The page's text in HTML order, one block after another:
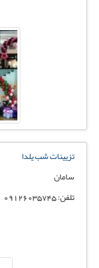
تزیینات شب یلدا
سامان
تلفن: 09126035745